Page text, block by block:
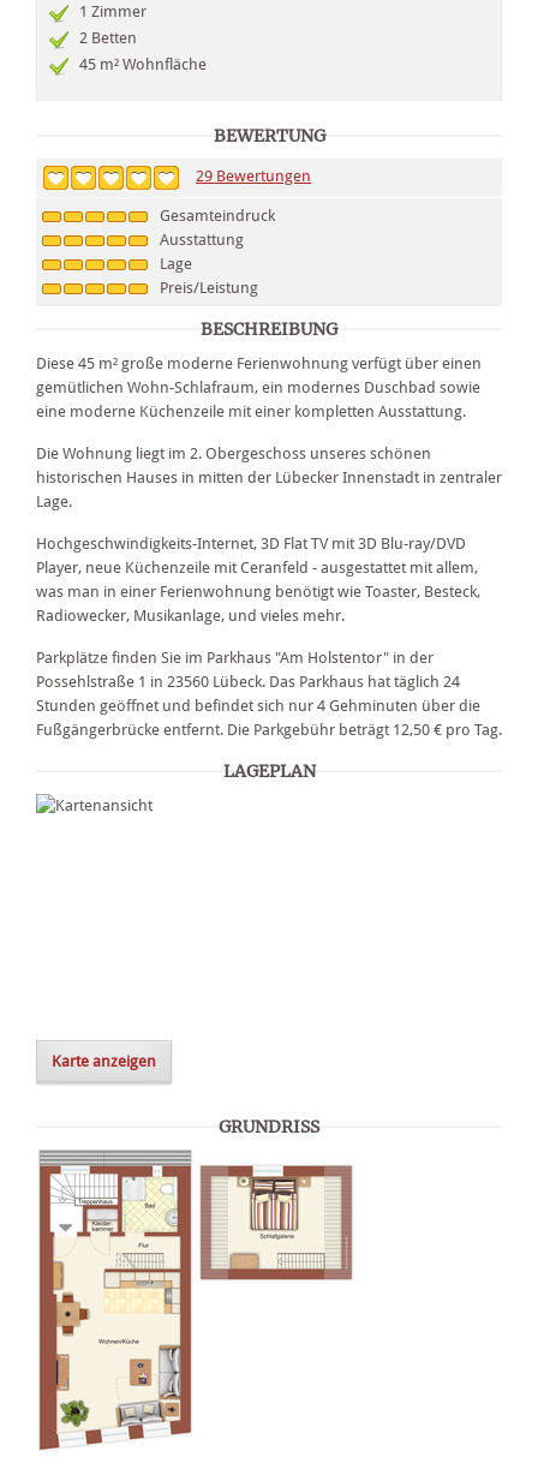
1 Zimmer
2 Betten
45 m² Wohnfläche
BEWERTUNG
29 Bewertungen
Gesamteindruck
Ausstattung
Lage
Preis/Leistung
BESCHREIBUNG
Diese 45 m² große moderne Ferienwohnung verfügt über einen
gemütlichen Wohn-Schlafraum, ein modernes Duschbad sowie
eine moderne Küchenzeile mit einer kompletten Ausstattung.
Die Wohnung liegt im 2. Obergeschoss unseres schönen
historischen Hauses in mitten der Lübecker Innenstadt in zentraler
Lage.
Hochgeschwindigkeits-Internet, 3D Flat TV mit 3D Blu-ray/DVD
Player, neue Küchenzeile mit Ceranfeld - ausgestattet mit allem,
was man in einer Ferienwohnung benötigt wie Toaster, Besteck,
Radiowecker, Musikanlage, und vieles mehr.
Parkplätze finden Sie im Parkhaus "Am Holstentor" in der
Possehlstraße 1 in 23560 Lübeck. Das Parkhaus hat täglich 24
Stunden geöffnet und befindet sich nur 4 Gehminuten über die
Fußgängerbrücke entfernt. Die Parkgebühr beträgt 12,50 € pro Tag.
LAGEPLAN
Karte anzeigen
GRUNDRISS